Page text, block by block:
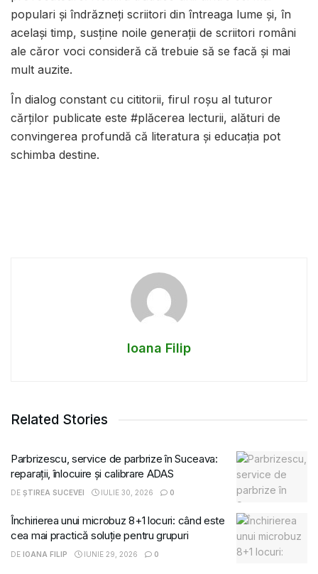
populari și îndrăzneți scriitori din întreaga lume și, în
același timp, susține noile generații de scriitori români
ale căror voci consideră că trebuie să se facă și mai
mult auzite.
În dialog constant cu cititorii, firul roșu al tuturor
cărților publicate este #plăcerea lecturii, alături de
convingerea profundă că literatura și educația pot
schimba destine.
Ioana Filip
Related Stories
Parbrizescu, service de parbrize în Suceava:
reparații, înlocuire și calibrare ADAS
DE ȘTIREA SUCEVEI IULIE 30, 2026 0
Închirierea unui microbuz 8+1 locuri: când este
cea mai practică soluție pentru grupuri
DE IOANA FILIP IUNIE 29, 2026 0